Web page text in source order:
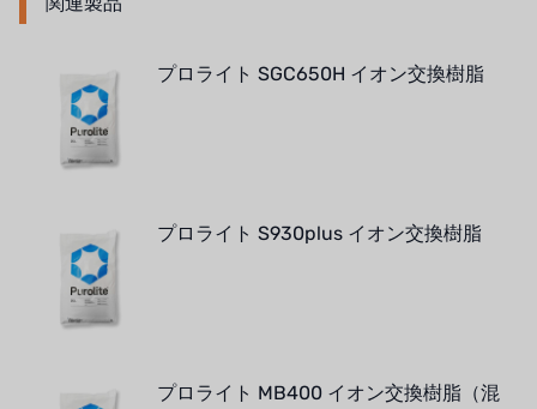
プロライト SGC650H イオン交換樹脂
プロライト S930plus イオン交換樹脂
プロライト MB400 イオン交換樹脂（混